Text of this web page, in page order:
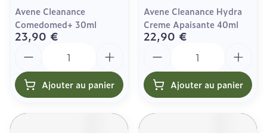
Avene Cleanance
Comedomed+ 30ml
23,90 €
Ajouter au panier
Avene Cleanance Hydra
Creme Apaisante 40ml
22,90 €
Ajouter au panier